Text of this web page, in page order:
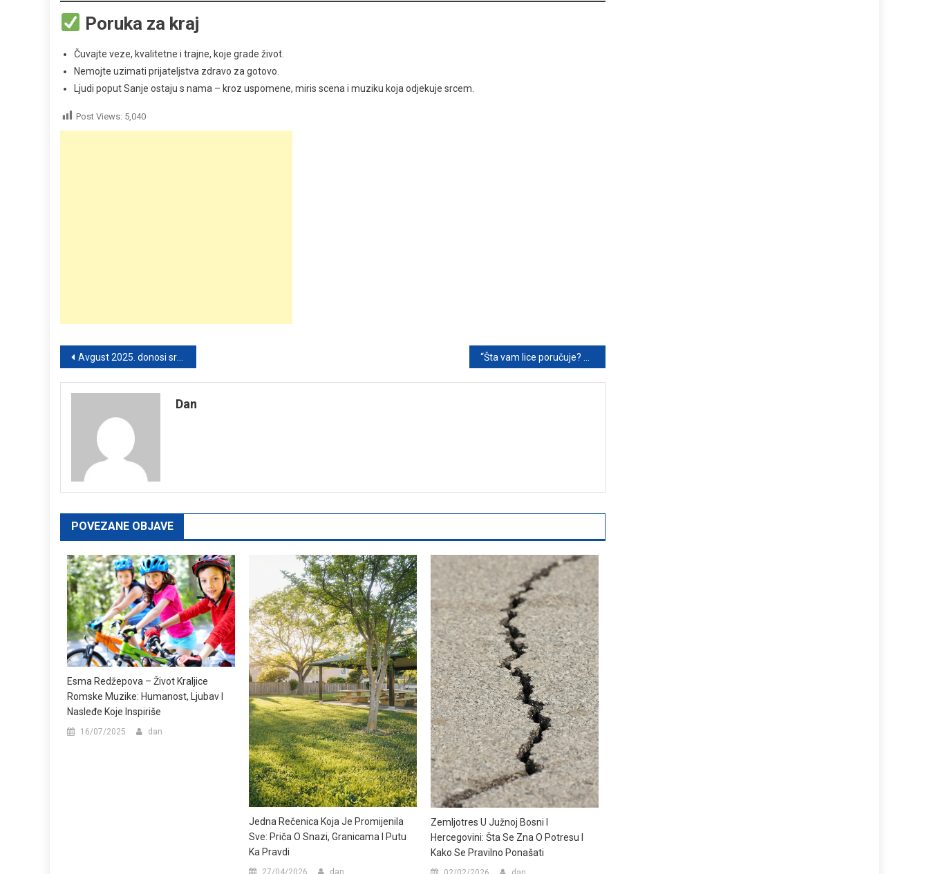
Poruka za kraj
Čuvajte veze, kvalitetne i trajne, koje grade život.
Nemojte uzimati prijateljstva zdravo za gotovo.
Ljudi poput Sanje ostaju s nama – kroz uspomene, miris scena i muziku koja odjekuje srcem.
Post Views: 5,040
Post
navigation
Avgust 2025. donosi sreću i blagostanje za ova 3 horoskopska znaka – pogledajte da li ste među njima!
Dan
POVEZANE OBJAVE
Esma Redžepova – Život Kraljice
Romske Muzike: Humanost, Ljubav I
Nasleđe Koje Inspiriše
16/07/2025 dan
Jedna Rečenica Koja Je Promijenila
Sve: Priča O Snazi, Granicama I Putu
Ka Pravdi
27/04/2026 dan
Zemljotres U Južnoj Bosni I
Hercegovini: Šta Se Zna O Potresu I
Kako Se Pravilno Ponašati